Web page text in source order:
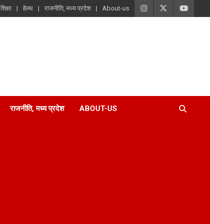
शिक्षा हेल्थ राजनीति, मध्य प्रदेश About-us
राजनीति, मध्य प्रदेश ABOUT-US